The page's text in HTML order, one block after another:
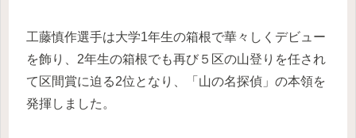
工藤慎作選手は大学1年生の箱根で華々しくデビュー
を飾り、2年生の箱根でも再び５区の山登りを任され
て区間賞に迫る2位となり、「山の名探偵」の本領を
発揮しました。